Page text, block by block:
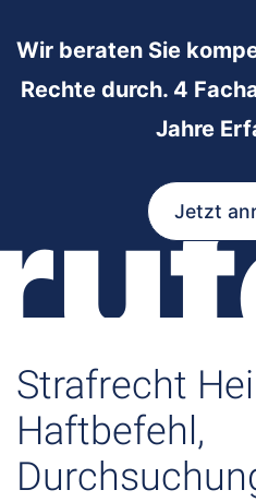
Wir beraten Sie
Rechte durch. 4
Jahre
Jetzt
Strafrecht
Haftbefehl,